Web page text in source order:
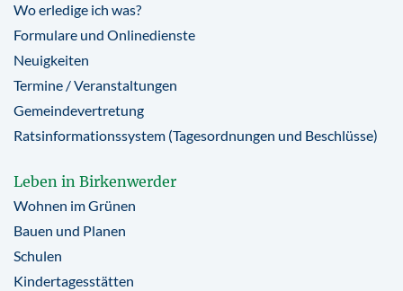
Wo erledige ich was?
Formulare und Onlinedienste
Neuigkeiten
Termine / Veranstaltungen
Gemeindevertretung
Ratsinformationssystem (Tagesordnungen und Beschlüsse)
Leben in Birkenwerder
Wohnen im Grünen
Bauen und Planen
Schulen
Kindertagesstätten